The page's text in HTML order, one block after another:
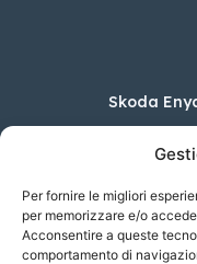
Per fornire le migliori
per memorizzare e/o
Acconsentire a queste
comportamento di
Skoda
Ford Mustang